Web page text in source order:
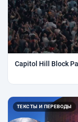
Capitol Hill Block
ТЕКСТЫ И ПЕРЕВОДЫ